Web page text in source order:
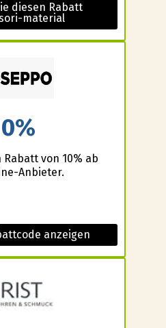
diesen Rabatt
material
von 10% ab
Anbieter.
anzeigen